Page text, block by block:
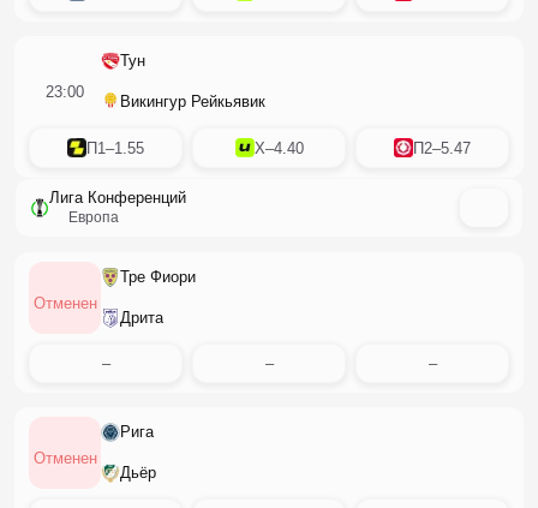
23:00
Тун
Викингур Рейкьявик
П1–1.55 X–4.40 П2–5.47
Лига Конференций
Европа
Отменен
Тре Фиори
Дрита
– – –
Отменен
Рига
Дьёр